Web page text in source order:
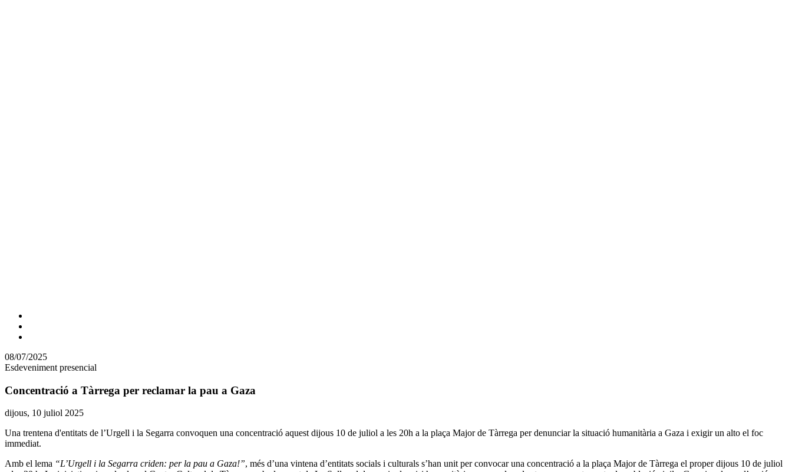
Comparteix
altres
xarxes
08/07/2025
Esdeveniment presencial
Concentració a Tàrrega per reclamar la pau a Gaza
Data
l'esdeveniment:
dijous, 10 juliol 2025
Una trentena d'entitats de l’Urgell i la Segarra convoquen una concentració aquest dijous 10 de juliol a les 20h a la plaça Major de Tàrrega per denunciar la situació humanitària a Gaza i exigir un alto el foc
immediat.
Amb el lema “L’Urgell i la Segarra criden: per la pau a Gaza!”, més d’una vintena d’entitats socials i culturals s’han unit per convocar una concentració a la plaça Major de Tàrrega el proper dijous 10 de juliol